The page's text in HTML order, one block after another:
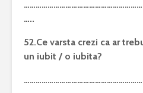
…..
52.Ce varsta crezi ca ar
un iubit / o iubita?